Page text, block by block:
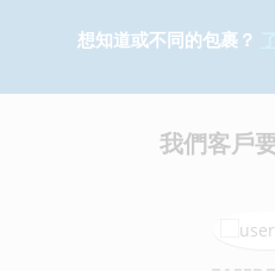
想知道或不同的包裹？
我們客戶